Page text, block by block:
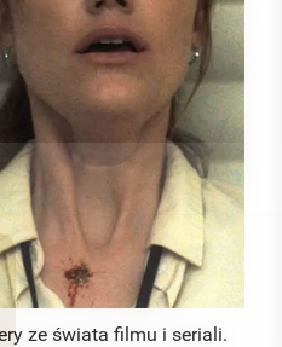
ze świata filmu i seriali.